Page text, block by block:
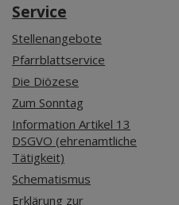
Service
Stellenangebote
Pfarrblattservice
Die Diözese
Zum Sonntag
Information Artikel 13
DSGVO (ehrenamtliche
Tätigkeit)
Schematismus
Erklärung zur